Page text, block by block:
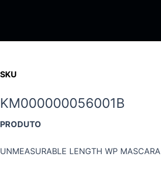
conteúdo
SKU
KM000000056001B
PRODUTO
UNMEASURABLE LENGTH WP MASCARA